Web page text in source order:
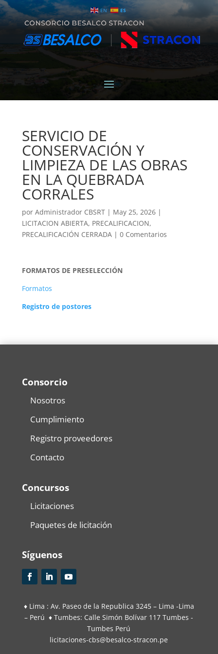
EN ES
SERVICIO DE
CONSERVACIÓN Y
LIMPIEZA DE LAS OBRAS
EN LA QUEBRADA
CORRALES
por Administrador CBSRT| May 25, 2026|
LICITACION ABIERTA, PRECALIFICACION,
PRECALIFICACIÓN CERRADA| 0 Comentarios
FORMATOS DE PRESELECCIÓN
Formatos
Registro de postores
Consorcio
Nosotros
Cumplimiento
Registro proveedores
Contacto
Concursos
Licitaciones
Paquetes de licitación
Síguenos
♦ Lima : Av. Paseo de la Republica 3245 – Lima -Lima
– Perú ♦ Tumbes: Calle Simón Bolívar 117 Tumbes -
Tumbes Perú
licitaciones-cbs@besalco-stracon.pe